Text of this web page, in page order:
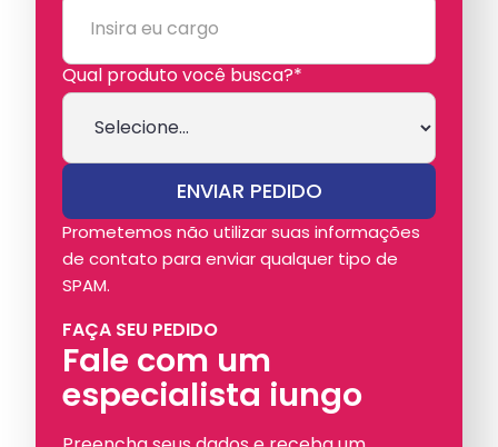
FAÇA SEU PEDIDO
Fale com um
especialista iungo
Qual produto você busca?*
Prometemos não utilizar suas informações
de contato para enviar qualquer tipo de
SPAM.